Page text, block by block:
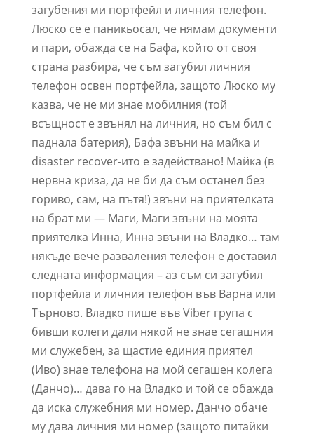
загубения ми портфейл и личния телефон.
Люско се е паникьосал, че нямам документи
и пари, обажда се на Бафа, който от своя
страна разбира, че съм загубил личния
телефон освен портфейла, защото Люско му
казва, че не ми знае мобилния (той
всъщност е звънял на личния, но съм бил с
паднала батерия), Бафа звъни на майка и
disaster recover-ито е задействано! Майка (в
нервна криза, да не би да съм останел без
гориво, сам, на пътя!) звъни на приятелката
на брат ми — Маги, Маги звъни на моята
приятелка Инна, Инна звъни на Владко… там
някъде вече разваления телефон е доставил
следната информация – аз съм си загубил
портфейла и личния телефон във Варна или
Търново. Владко пише във Viber група с
бивши колеги дали някой не знае сегашния
ми служебен, за щастие единия приятел
(Иво) знае телефона на мой сегашен колега
(Данчо)… дава го на Владко и той се обажда
да иска служебния ми номер. Данчо обаче
му дава личния ми номер (защото питайки